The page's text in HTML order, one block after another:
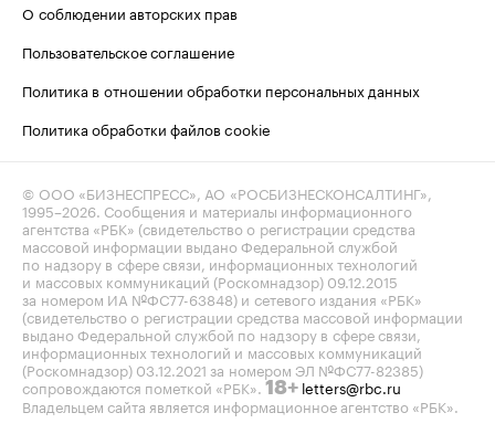
О соблюдении авторских прав
Пользовательское соглашение
Политика в отношении обработки персональных данных
Политика обработки файлов cookie
© ООО «БИЗНЕСПРЕСС», АО «РОСБИЗНЕСКОНСАЛТИНГ»,
1995–2026. Сообщения и материалы информационного
агентства «РБК» (свидетельство о регистрации средства
массовой информации выдано Федеральной службой
по надзору в сфере связи, информационных технологий
и массовых коммуникаций (Роскомнадзор) 09.12.2015
за номером ИА №ФС77-63848) и сетевого издания «РБК»
(свидетельство о регистрации средства массовой информации
выдано Федеральной службой по надзору в сфере связи,
информационных технологий и массовых коммуникаций
(Роскомнадзор) 03.12.2021 за номером ЭЛ №ФС77-82385)
сопровождаются пометкой «РБК». 18+ letters@rbc.ru
Владельцем сайта является информационное агентство «РБК».